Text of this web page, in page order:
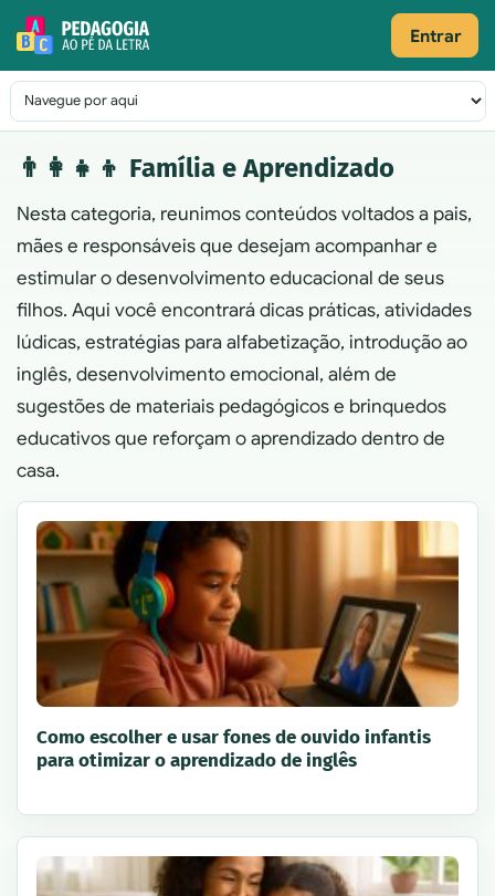
Pular para o conteúdo
Entrar
Navegação principal
👨‍👩‍👧‍👦 Família e Aprendizado
Nesta categoria, reunimos conteúdos voltados a pais,
mães e responsáveis que desejam acompanhar e
estimular o desenvolvimento educacional de seus
filhos. Aqui você encontrará dicas práticas, atividades
lúdicas, estratégias para alfabetização, introdução ao
inglês, desenvolvimento emocional, além de
sugestões de materiais pedagógicos e brinquedos
educativos que reforçam o aprendizado dentro de
casa.
Como escolher e usar fones de ouvido infantis
para otimizar o aprendizado de inglês